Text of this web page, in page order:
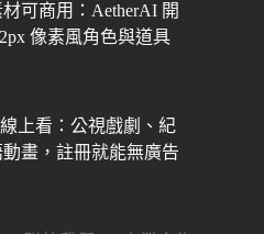
可商用：AetherAI 開
像素風角色與道具
上看：公視戲劇、紀
畫，註冊就能無廣告